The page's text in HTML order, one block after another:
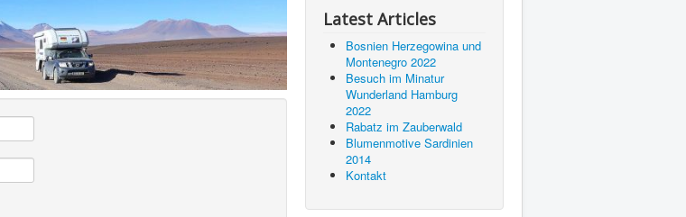
Latest Articles
Bosnien Herzegowina und
Montenegro 2022
Besuch im Minatur
Wunderland Hamburg
2022
Rabatz im Zauberwald
Blumenmotive Sardinien
2014
Kontakt